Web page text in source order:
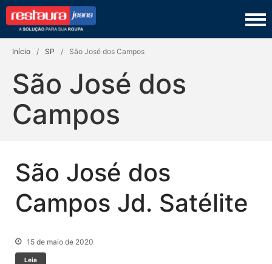
LAVANDERIA
SEJA UM FRANQUEADO
Início / SP / São José dos Campos
São José dos
Campos
São José dos
Campos Jd. Satélite
15 de maio de 2020
Leia